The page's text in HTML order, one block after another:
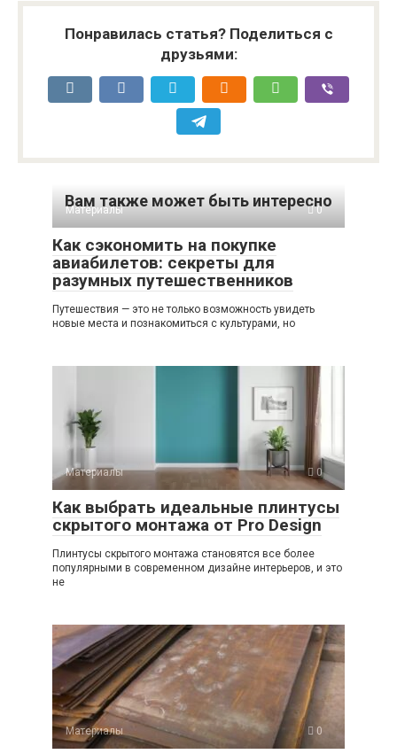
Понравилась статья? Поделиться с
друзьями:
Вам также может быть интересно
Материалы 0
Как сэкономить на покупке
авиабилетов: секреты для
разумных путешественников
Путешествия — это не только возможность увидеть
новые места и познакомиться с культурами, но
Материалы 0
Как выбрать идеальные плинтусы
скрытого монтажа от Pro Design
Плинтусы скрытого монтажа становятся все более
популярными в современном дизайне интерьеров, и это
не
Материалы 0